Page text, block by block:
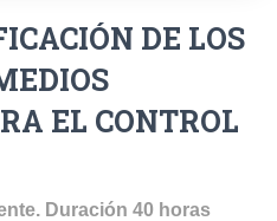
DE LOS
EL CONTROL
Duración 40 horas